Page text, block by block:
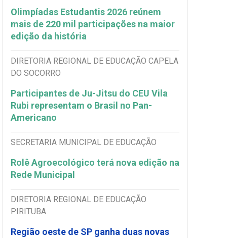
Olimpíadas Estudantis 2026 reúnem
mais de 220 mil participações na maior
edição da história
DIRETORIA REGIONAL DE EDUCAÇÃO CAPELA
DO SOCORRO
Participantes de Ju-Jitsu do CEU Vila
Rubi representam o Brasil no Pan-
Americano
SECRETARIA MUNICIPAL DE EDUCAÇÃO
Rolê Agroecológico terá nova edição na
Rede Municipal
DIRETORIA REGIONAL DE EDUCAÇÃO
PIRITUBA
Região oeste de SP ganha duas novas